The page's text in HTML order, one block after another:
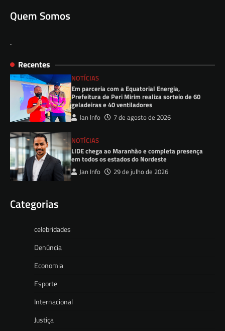
Quem Somos
.
Recentes
NOTÍCIAS
Em parceria com a Equatorial Energia,
Prefeitura de Peri Mirim realiza sorteio de 60
geladeiras e 40 ventiladores
Jan Info 7 de agosto de 2026
NOTÍCIAS
LIDE chega ao Maranhão e completa presença
em todos os estados do Nordeste
Jan Info 29 de julho de 2026
Categorias
celebridades
Denúncia
Economia
Esporte
Internacional
Justiça